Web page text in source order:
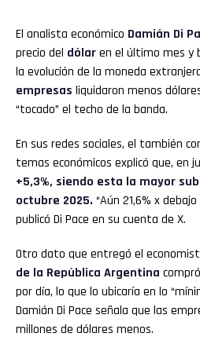
El analista económico Damián Di
precio del dólaren el último mes y
la evolución de la moneda
empresas liquidaron menos
“tocado” el techo de la banda.
En sus redes sociales, el también
temas económicos explicó que, en
+5,3%, siendo esta la mayor
octubre 2025. “Aún 21,6% x
publicó Di Pace en su cuenta de X.
Otro dato que entregó el
de la República Argentina
por día, lo que lo ubicaría en lo
Damián Di Pace señala que las
millones de dólares menos.